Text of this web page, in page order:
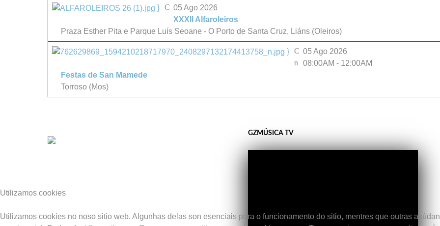
}
05 Ago 2026
XXXII Alfaroleiros
Praza Esther Pita e Parque Luís Seoane - O Porto de Santa Cruz, Liáns (Oleiros)
}
05 Ago 2026
08:00AM - 12:00AM
Festas de San Mamede
Torroso (Mos)
GZMÚSICA TV
Utilizamos cookies
Utilizamos cookies no noso sitio web. Algunhas delas son esenciais para o funcionamento do sitio, mentres que outras